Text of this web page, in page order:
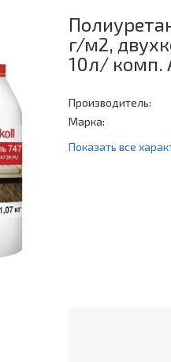
г/м2,
10л/ комп.
Производитель:
Марка:
Показать все